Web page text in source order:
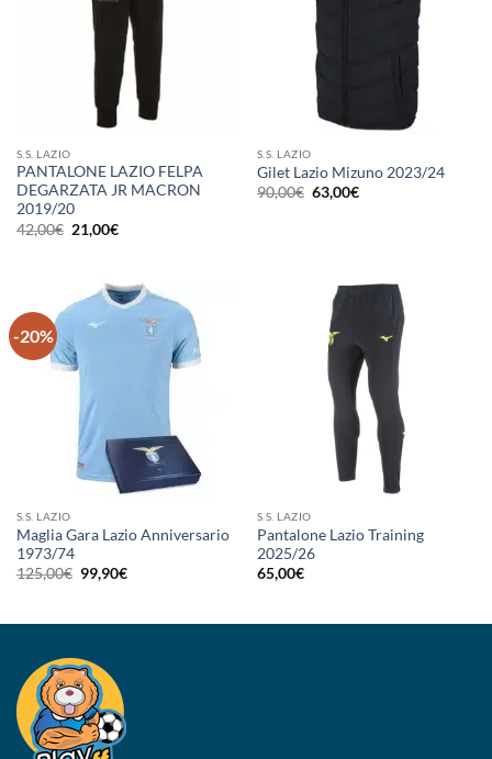
S.S. LAZIO
PANTALONE LAZIO FELPA
DEGARZATA JR MACRON
2019/20
42,00€ Il
prezzo
42,00€.
21,00€Il
21,00€.
S.S. LAZIO
Gilet Lazio Mizuno 2023/24
90,00€ Il
prezzo
63,00€Il
-20%
S.S. LAZIO
Maglia Gara Lazio Anniversario
1973/74
125,00€ Il
prezzo
125,00€.
99,90€Il
99,90€.
S.S. LAZIO
Pantalone Lazio Training
2025/26
65,00€